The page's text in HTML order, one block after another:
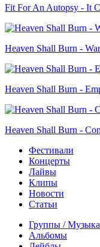
Fit For An Autopsy - It
Heaven Shall Burn -
Heaven Shall Burn -
Heaven Shall Burn -
Фестивали
Концерты
Лайвы
Клипы
Новости
Статьи
Группы /
Альбомы